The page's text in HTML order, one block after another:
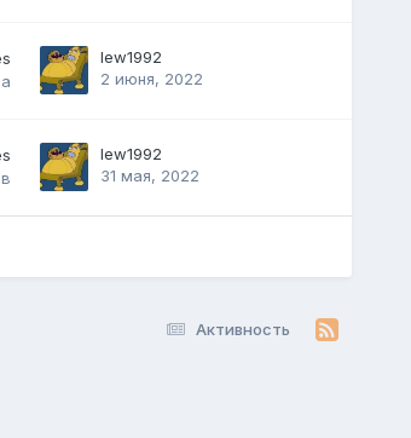
lew1992
2 июня, 2022
lew1992
31 мая, 2022
Активность